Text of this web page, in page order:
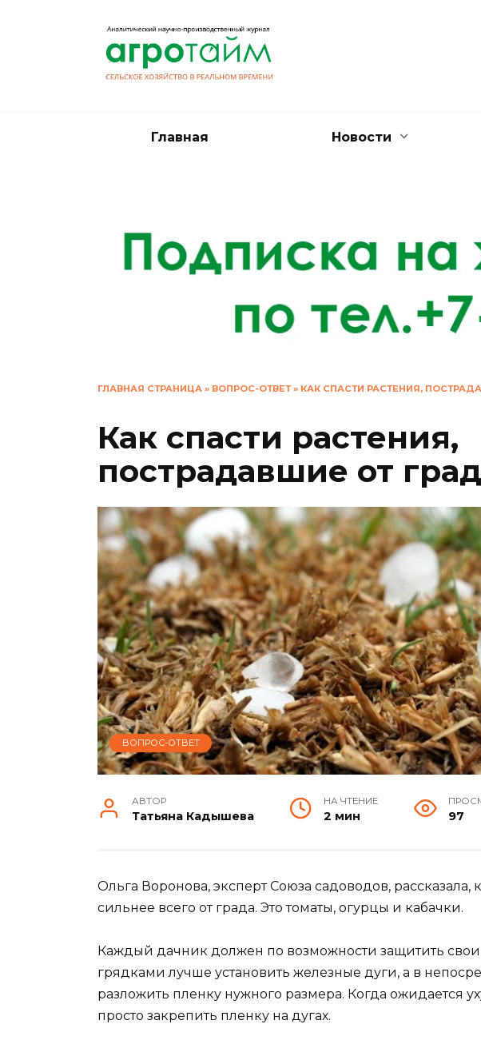
Главная Новости
ГЛАВНАЯ СТРАНИЦА » ВОПРОС-ОТВЕТ» КАК СПАСТИ РАСТЕНИЯ,
Как спасти растения,
пострадавшие от
ВОПРОС-ОТВЕТ
АВТОР
Татьяна Кадышева
НА ЧТЕНИЕ
2 мин 97
Ольга Воронова, эксперт Союза садоводов, рассказала,
сильнее всего от града. Это томаты, огурцы и кабачки.
Каждый дачник должен по возможности защитить
грядками лучше установить железные дуги, а в
разложить пленку нужного размера. Когда ожидается
просто закрепить пленку на дугах.